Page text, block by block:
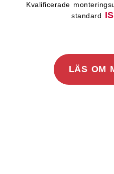
Kvalificerade
standard
LÄS OM